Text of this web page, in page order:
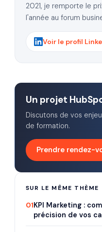
2021, je remporte le
l'année au forum
Voir le profil
Un projet
Discutons de vos
de formation.
Prendre rendez-
SUR LE MÊME THÈME
01KPI Marketing :
précision de vos